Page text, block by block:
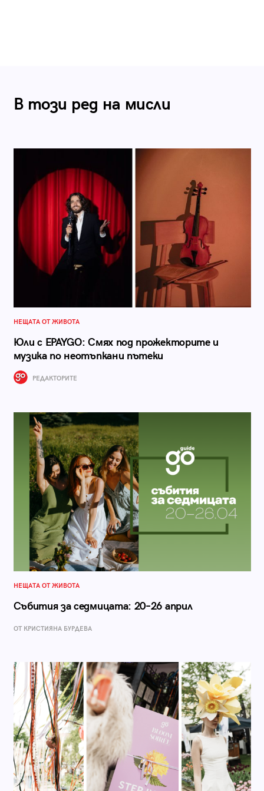
В този ред на мисли
НЕЩАТА ОТ ЖИВОТА
Юли с EPAYGO: Смях под прожекторите и
музика по неотъпкани пътеки
РЕДАКТОРИТЕ
НЕЩАТА ОТ ЖИВОТА
Събития за седмицата: 20–26 април
ОТ КРИСТИЯНА БУРДЕВА